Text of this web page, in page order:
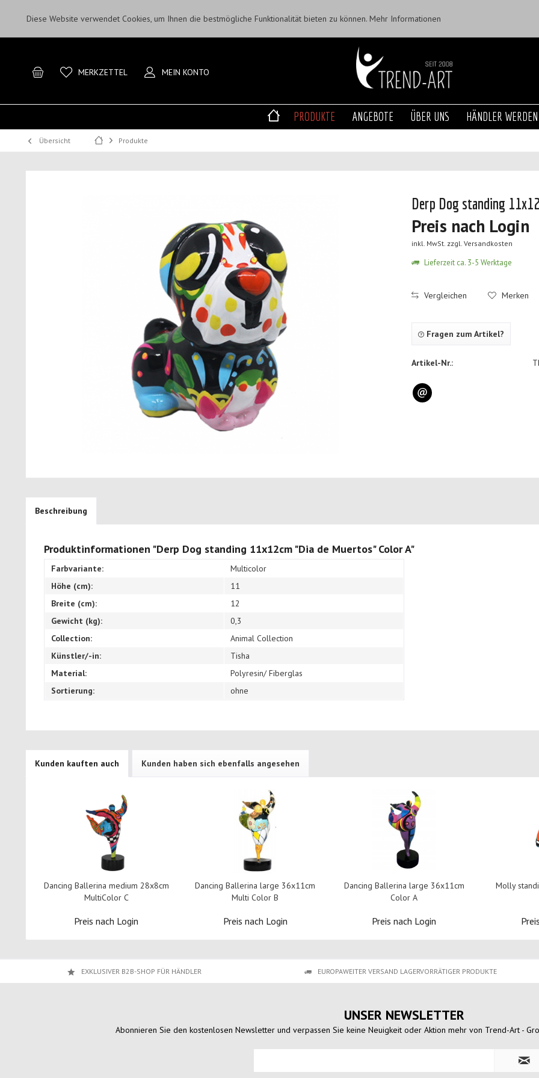
Diese Website verwendet Cookies, um Ihnen die bestmögliche Funktionalität bieten zu können. Mehr Informationen
MERKZETTEL MEIN KONTO
PRODUKTE ANGEBOTE ÜBER UNS HÄNDLER WERDEN
Übersicht Produkte
Derp Dog standing
Preis nach Login
inkl. MwSt. zzgl. Versandkosten
Lieferzeit ca. 3-5 Werktage
Vergleichen Merken
Fragen zum Artikel?
Artikel-Nr.:
Beschreibung
Produktinformationen "Derp Dog standing 11x12cm "Dia de Muertos" Color A"
Farbvariante:
Multicolor
Höhe (cm):
11
Breite (cm):
12
Gewicht (kg):
0,3
Collection:
Animal Collection
Künstler/-in:
Tisha
Material:
Polyresin/ Fiberglas
Sortierung:
ohne
Kunden kauften auch Kunden haben sich ebenfalls angesehen
Dancing Ballerina medium 28x8cm
MultiColor C
Preis nach Login
Dancing Ballerina large 36x11cm
Multi Color B
Preis nach Login
Dancing Ballerina large 36x11cm
Color A
Preis nach Login
Molly
EXKLUSIVER B2B-SHOP FÜR HÄNDLER EUROPAWEITER VERSAND LAGERVORRÄTIGER PRODUKTE
UNSER NEWSLETTER
Abonnieren Sie den kostenlosen Newsletter und verpassen Sie keine Neuigkeit oder Aktion mehr von Trend-Art -